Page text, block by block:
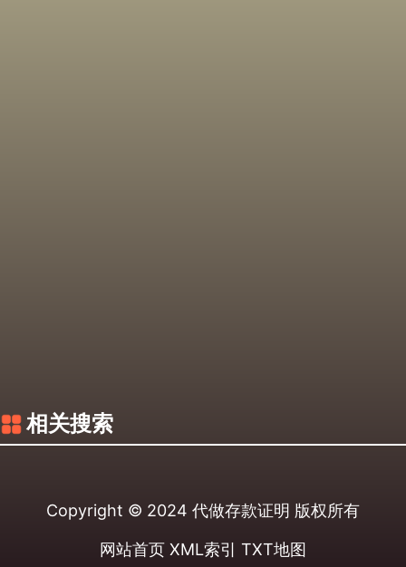
相关搜索
Copyright © 2024 代做存款证明 版权所有
网站首页 XML索引 TXT地图